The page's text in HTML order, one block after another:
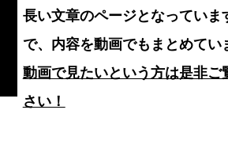
長い文章のページとなっていま
で、内容を動画でもまとめてい
動画で見たいという方は是非ご
さい！